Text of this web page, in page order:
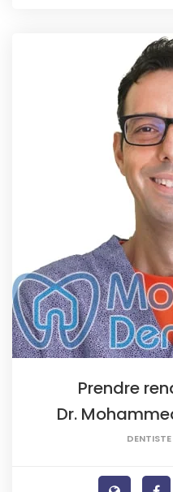
Prendre
Dr.